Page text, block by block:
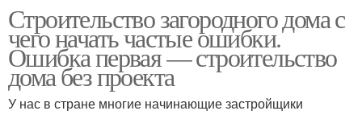
Строительство загородного дома с
чего начать частые ошибки.
Ошибка первая — строительство
дома без проекта
У нас в стране многие начинающие застройщики